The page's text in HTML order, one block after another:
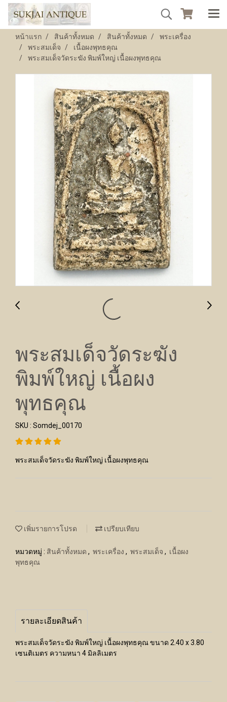
หน้าแรก สินค้าทั้งหมด สินค้าทั้งหมด
พระเครื่อง
พระสมเด็จ
เนื้อผงพุทธคุณ
พระสมเด็จวัดระฆัง พิมพ์ใหญ่ เนื้อผงพุทธคุณ
พระสมเด็จวัดระฆัง
พิมพ์ใหญ่ เนื้อผง
พุทธคุณ
SKU : Somdej_00170
พระสมเด็จวัดระฆัง พิมพ์ใหญ่ เนื้อผงพุทธคุณ
เพิ่มรายการโปรด เปรียบเทียบ
หมวดหมู่ : สินค้าทั้งหมด , พระเครื่อง , พระสมเด็จ , เนื้อผง
พุทธคุณ
รายละเอียดสินค้า
พระสมเด็จวัดระฆัง พิมพ์ใหญ่ เนื้อผงพุทธคุณ ขนาด 2.40 x 3.80
เซนติเมตร ความหนา 4 มิลลิเมตร